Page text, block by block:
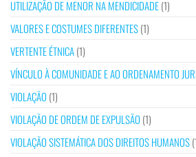
UTILIZAÇÃO DE MENOR NA MENDICIDADE(1)
VALORES E COSTUMES DIFERENTES(1)
VERTENTE ÉTNICA(1)
VÍNCULO À COMUNIDADE E AO ORDENAMENTO
VIOLAÇÃO (1)
VIOLAÇÃO DE ORDEM DE EXPULSÃO (1)
VIOLAÇÃO SISTEMÁTICA DOS DIREITOS HUMANOS